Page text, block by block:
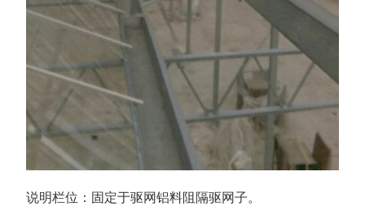
说明栏位：固定于驱网铝料阻隔驱网子。